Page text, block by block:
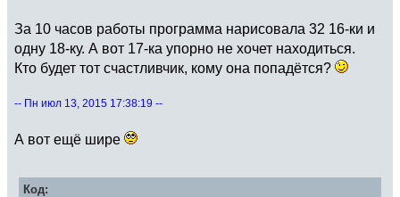
За 10 часов работы программа нарисовала 32 16-ки и
одну 18-ку. А вот 17-ка упорно не хочет находиться.
Кто будет тот счастливчик, кому она попадётся?
-- Пн июл 13, 2015 17:38:19 --
А вот ещё шире
Код: